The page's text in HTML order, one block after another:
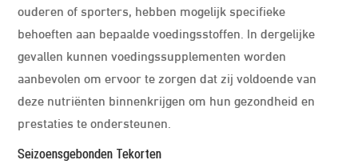
ouderen of sporters, hebben mogelijk specifieke
behoeften aan bepaalde voedingsstoffen. In dergelijke
gevallen kunnen voedingssupplementen worden
aanbevolen om ervoor te zorgen dat zij voldoende van
deze nutriënten binnenkrijgen om hun gezondheid en
prestaties te ondersteunen.
Seizoensgebonden Tekorten